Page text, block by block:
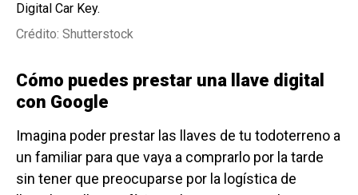
Digital Car Key.
Crédito: Shutterstock
Cómo puedes prestar una llave digital
con Google
Imagina poder prestar las llaves de tu todoterreno a
un familiar para que vaya a comprarlo por la tarde
sin tener que preocuparse por la logística de